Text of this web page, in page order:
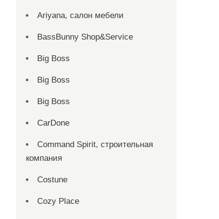
Ariyana, салон мебели
BassBunny Shop&Service
Big Boss
Big Boss
Big Boss
CarDone
Command Spirit, строительная
компания
Costune
Cozy Place